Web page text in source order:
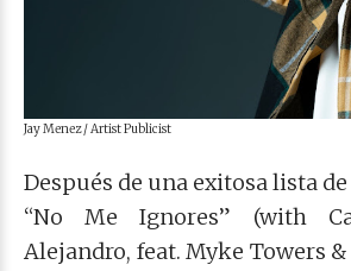
Jay Menez / Artist Publicist
Después de una exitosa lista
“No Me Ignores” (with
Alejandro, feat. Myke Towers